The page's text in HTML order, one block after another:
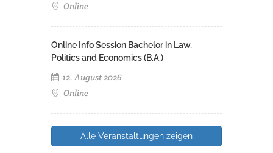
Online
Online Info Session Bachelor in Law,
Politics and Economics (B.A.)
12. August 2026
Online
Alle Veranstaltungen zeigen